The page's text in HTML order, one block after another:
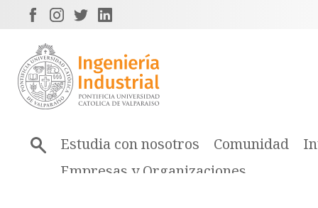
Estudia con nosotros Comunidad
Empresas y Organizaciones